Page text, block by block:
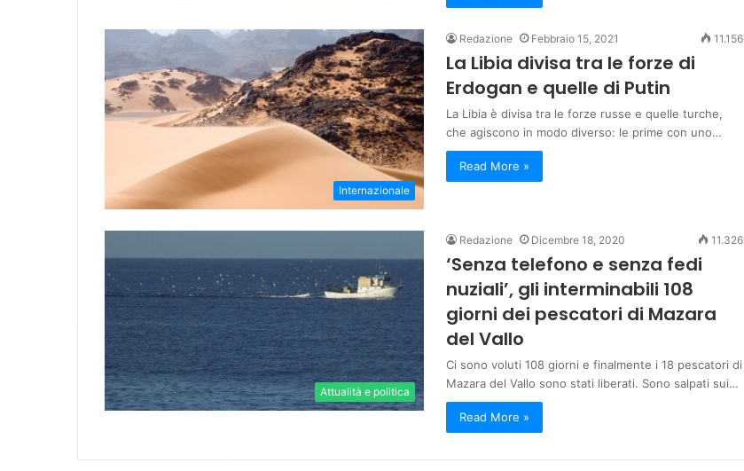
Internazionale
Redazione Febbraio 15, 2021 11.156
La Libia divisa tra le forze di
Erdogan e quelle di Putin
La Libia è divisa tra le forze russe e quelle turche,
che agiscono in modo diverso: le prime con uno…
Read More »
Attualità e politica
Redazione Dicembre 18, 2020 11.326
‘Senza telefono e senza fedi
nuziali’, gli interminabili 108
giorni dei pescatori di Mazara
del Vallo
Ci sono voluti 108 giorni e finalmente i 18 pescatori di
Mazara del Vallo sono stati liberati. Sono salpati sui…
Read More »